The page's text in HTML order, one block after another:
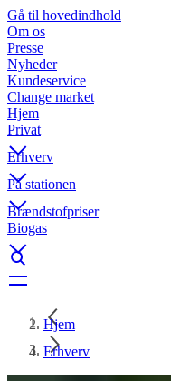
Gå til hovedindhold
Om os
Presse
Nyheder
Kundeservice
Change market
Hjem
Privat
Erhverv
På stationen
Brændstofpriser
Biogas
Hjem
Erhverv